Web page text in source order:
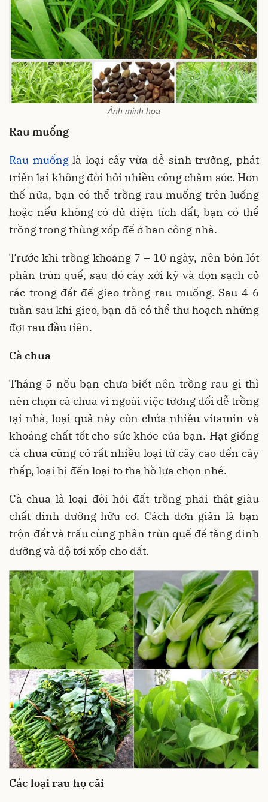
Ảnh minh họa
Rau muống
Rau muốnglà loại cây vừa dễ sinh trưởng, phát
triển lại không đòi hỏi nhiều công chăm sóc. Hơn
thế nữa, bạn có thể trồng rau muống trên luống
hoặc nếu không có đủ diện tích đất, bạn có thể
trồng trong thùng xốp để ở ban công nhà.
Trước khi trồng khoảng 7 – 10 ngày, nên bón lót
phân trùn quế, sau đó cày xới kỹ và dọn sạch cỏ
rác trong đất để gieo trồng rau muống. Sau 4-6
tuần sau khi gieo, bạn đã có thể thu hoạch những
đợt rau đầu tiên.
Cà chua
Tháng 5 nếu bạn chưa biết nên trồng rau gì thì
nên chọn cà chua vì ngoài việc tương đối dễ trồng
tại nhà, loại quả này còn chứa nhiều vitamin và
khoáng chất tốt cho sức khỏe của bạn. Hạt giống
cà chua cũng có rất nhiều loại từ cây cao đến cây
thấp, loại bi đến loại to tha hồ lựa chọn nhé.
Cà chua là loại đòi hỏi đất trồng phải thật giàu
chất dinh dưỡng hữu cơ. Cách đơn giản là bạn
trộn đất và trấu cùng phân trùn quế để tăng dinh
dưỡng và độ tơi xốp cho đất.
Các loại rau họ cải